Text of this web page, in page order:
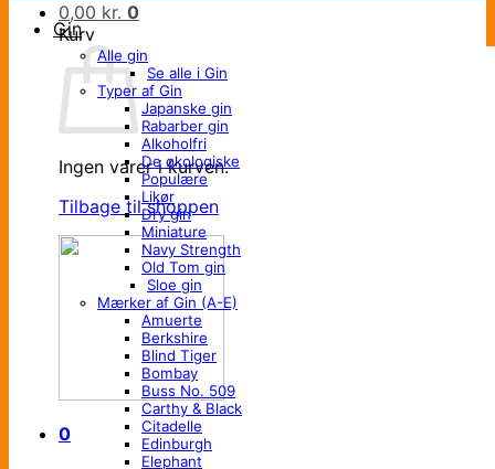
0,00 kr. 0
Kurv
Ingen varer i kurven.
Tilbage til shoppen
0
Gin
Alle gin
Se alle i Gin
Typer af Gin
Japanske gin
Rabarber gin
Alkoholfri
De økologiske
Populære
Likør
Dry gin
Miniature
Navy Strength
Old Tom gin
Sloe gin
Mærker af Gin (A-E)
Amuerte
Berkshire
Blind Tiger
Bombay
Buss No. 509
Carthy & Black
Citadelle
Edinburgh
Elephant